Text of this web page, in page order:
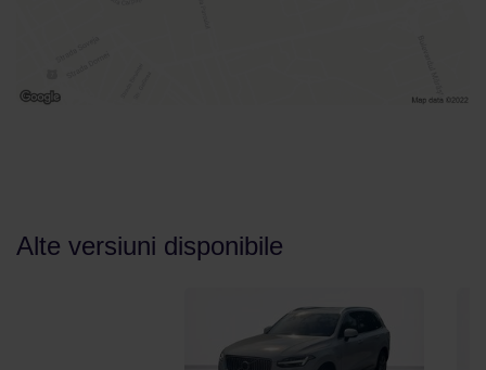
Alte versiuni disponibile